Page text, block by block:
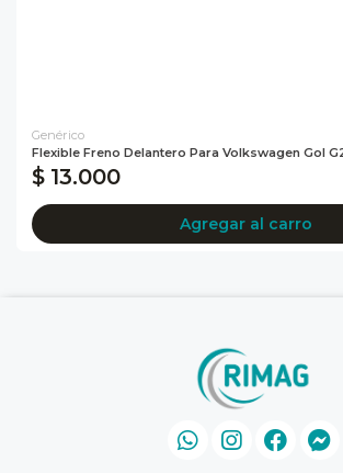
Genérico
Flexible Freno Delantero Para Volkswagen Gol
$ 13.000
Agregar al carro